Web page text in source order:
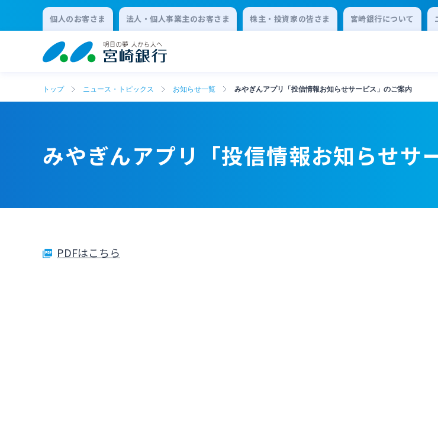
個人のお客さま 法人・個人事業主のお客さま 株主・投資家の皆さま 宮崎銀行について
トップ ニュース・トピックス お知らせ一覧 みやぎんアプリ「投信情報お知らせサービス」のご案内
みやぎんアプリ「投信情報お知らせサ
PDFはこちら